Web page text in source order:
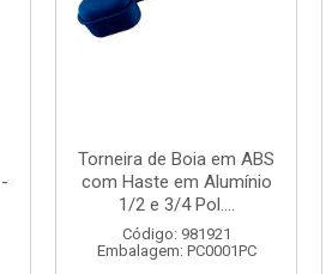
Torneira de Boia em ABS
com Haste em Alumínio
1/2 e 3/4 Pol....
Código: 981921
Embalagem: PC0001PC